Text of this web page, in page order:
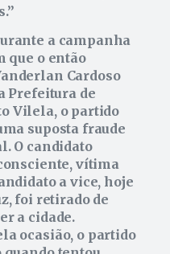
a campanha
que o então
Cardoso
Prefeitura de
Vilela, o partido
suposta fraude
O candidato
vítima
a vice, hoje
foi retirado de
a cidade.
ocasião, o partido